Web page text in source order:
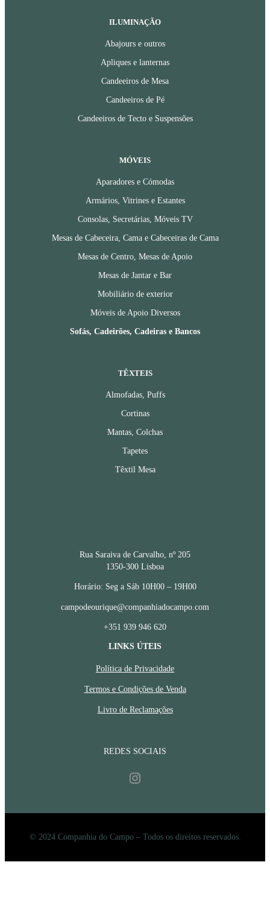
ILUMINAÇÃO
Abajours e outros
Apliques e lanternas
Candeeiros de Mesa
Candeeiros de Pé
Candeeiros de Tecto e Suspensões
MÓVEIS
Aparadores e Cómodas
Armários, Vitrines e Estantes
Consolas, Secretárias, Móveis TV
Mesas de Cabeceira, Cama e Cabeceiras de Cama
Mesas de Centro, Mesas de Apoio
Mesas de Jantar e Bar
Mobiliário de exterior
Móveis de Apoio Diversos
Sofás, Cadeirões, Cadeiras e Bancos
TÊXTEIS
Almofadas, Puffs
Cortinas
Mantas, Colchas
Tapetes
Têxtil Mesa
LINKS ÚTEIS
Política de Privacidade
Termos e Condições de Venda
Livro de Reclamações
REDES SOCIAIS
Instagram
Rua Saraiva de Carvalho, nº 205
1350-300 Lisboa
Horário: Seg a Sáb 10H00 – 19H00
campodeourique@companhiadocampo.com
+351 939 946 620
© 2024 Companhia do Campo – Todos os direitos reservados.